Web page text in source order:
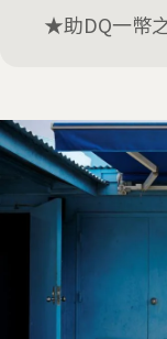
★助DQ一幣